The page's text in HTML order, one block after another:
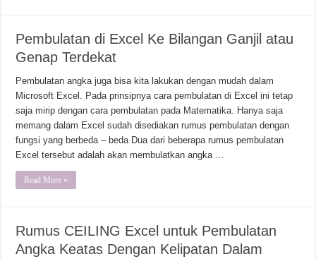
Pembulatan di Excel Ke Bilangan Ganjil atau
Genap Terdekat
Pembulatan angka juga bisa kita lakukan dengan mudah dalam
Microsoft Excel. Pada prinsipnya cara pembulatan di Excel ini tetap
saja mirip dengan cara pembulatan pada Matematika. Hanya saja
memang dalam Excel sudah disediakan rumus pembulatan dengan
fungsi yang berbeda – beda Dua dari beberapa rumus pembulatan
Excel tersebut adalah akan membulatkan angka …
Read More »
Rumus CEILING Excel untuk Pembulatan
Angka Keatas Dengan Kelipatan Dalam